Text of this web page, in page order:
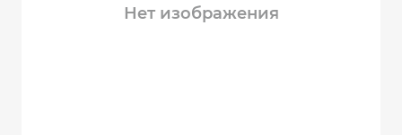
Нет изображения